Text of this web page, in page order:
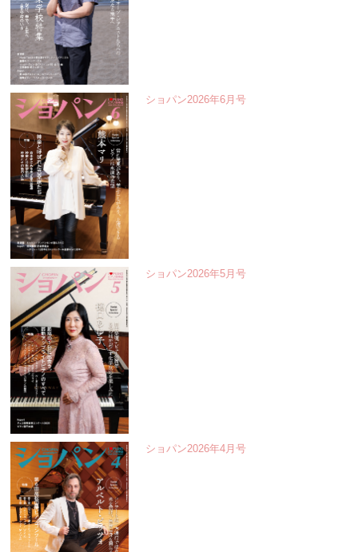
ショパン2026年6月号
ショパン2026年5月号
ショパン2026年4月号